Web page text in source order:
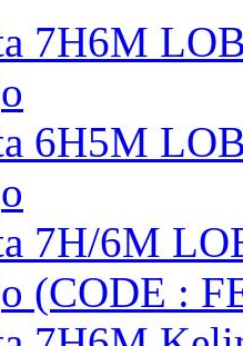
7H6M
6H5M
7H/6M
(CODE :